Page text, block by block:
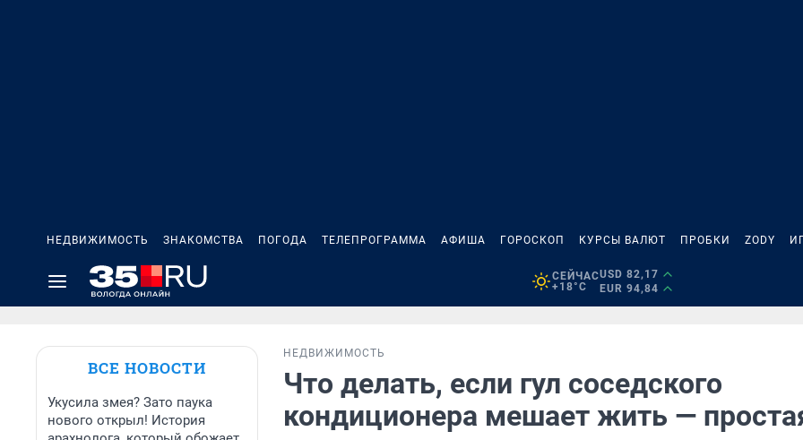
НЕДВИЖИМОСТЬ ЗНАКОМСТВА ПОГОДА ТЕЛЕПРОГРАММА АФИША ГОРОСКОП КУРСЫ ВАЛЮТ ПРОБКИ ZODY
СЕЙЧАС
+18°C
USD 82,17
EUR 94,84
ВСЕ НОВОСТИ
Укусила змея? Зато паука
нового открыл! История
НЕДВИЖИМОСТЬ
Что делать, если гул соседского
кондиционера мешает жить —